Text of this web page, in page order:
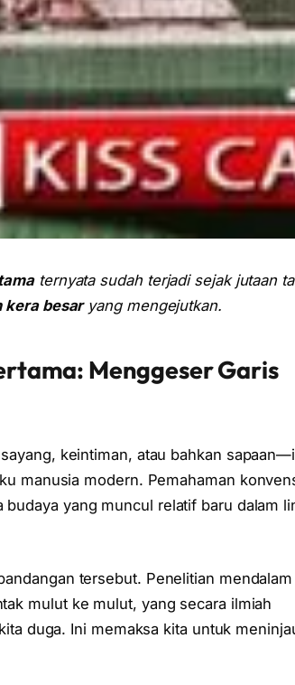
ternyata sudah terjadi sejak jutaan
kera besaryang mengejutkan.
Menggeser Garis
keintiman, atau bahkan
manusia modern. Pemahaman
yang muncul relatif baru dalam
tersebut. Penelitian mendalam
mulut ke mulut, yang secara ilmiah
duga. Ini memaksa kita untuk